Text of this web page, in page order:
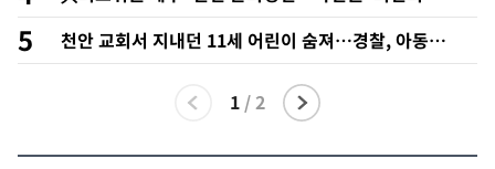
미화·한민수·김용 순
5
천안 교회서 지내던 11세 어린이 숨져…경찰, 아동학
대 혐의 수사
1 /2